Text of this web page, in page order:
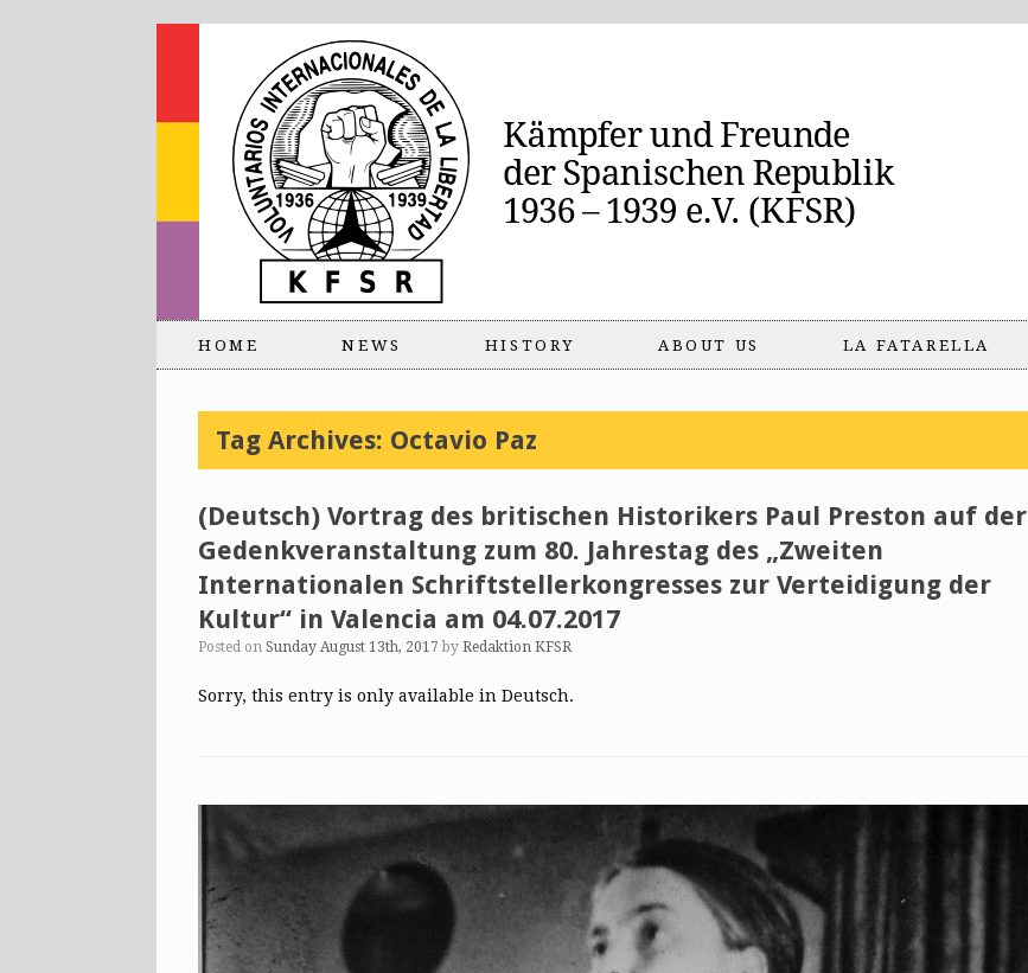
HOME NEWS HISTORY ABOUT US LA FATARELLA
Tag Archives: Octavio Paz
(Deutsch) Vortrag des britischen Historikers Paul Preston auf der
Gedenkveranstaltung zum 80. Jahrestag des „Zweiten
Internationalen Schriftstellerkongresses zur Verteidigung der
Kultur“ in Valencia am 04.07.2017
Posted on Sunday August 13th, 2017 by Redaktion KFSR
Sorry, this entry is only available in Deutsch.